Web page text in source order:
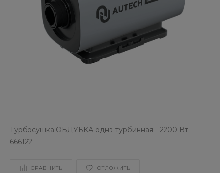
Турбосушка ОБДУВКА одна-турбинная - 2200 Вт
666122
СРАВНИТЬ ОТЛОЖИТЬ